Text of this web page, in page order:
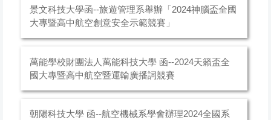
景文科技大學函--旅遊管理系舉辦「2024神腦盃全國
大專暨高中航空創意安全示範競賽」
萬能學校財團法人萬能科技大學 函--2024天籟盃全
國大專暨高中航空暨運輸廣播詞競賽
朝陽科技大學 函--航空機械系學會辦理2024全國系